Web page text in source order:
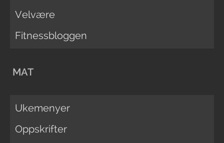
Velvære
Fitnessbloggen
MAT
Ukemenyer
Oppskrifter